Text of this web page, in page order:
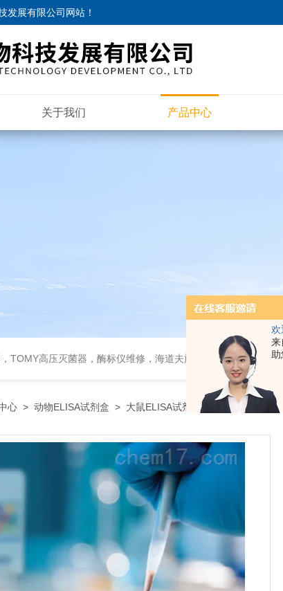
欢
来
助
发展有限公司网站 ！
关于我们 产品中心
TOMY高压灭菌器，酶标仪维修，海道夫旋转蒸发仪
心 > 动物ELISA试剂盒 > 大鼠ELISA试剂盒> 大鼠补体蛋白3